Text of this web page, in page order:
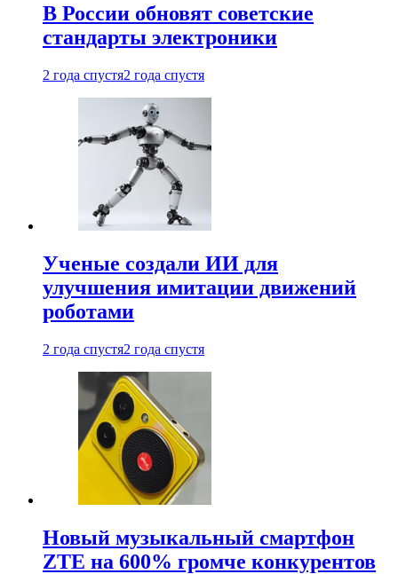
В России обновят советские
стандарты электроники
2 года спустя2 года спустя
Ученые создали ИИ для
улучшения имитации движений
роботами
2 года спустя2 года спустя
Новый музыкальный смартфон
ZTE на 600% громче конкурентов